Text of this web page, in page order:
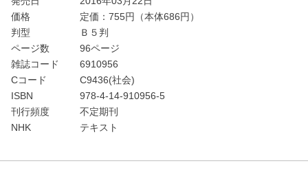
価格
定価： 755円（本体686円）
判型
Ｂ５判
ページ数
96ページ
雑誌コード
6910956
Cコード
C9436(社会)
ISBN
978-4-14-910956-5
刊行頻度
不定期刊
NHK
テキスト